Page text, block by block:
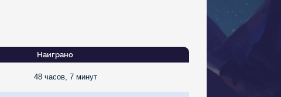
Наиграно
48 часов, 7 минут